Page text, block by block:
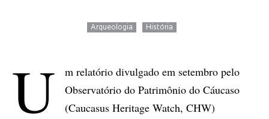
Arqueologia História
U
m relatório divulgado em setembro pelo
Observatório do Patrimônio do Cáucaso
(Caucasus Heritage Watch, CHW)